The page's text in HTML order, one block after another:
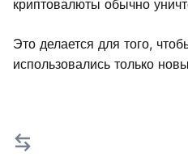
криптовалюты обычно
Это делается для того,
использовались только